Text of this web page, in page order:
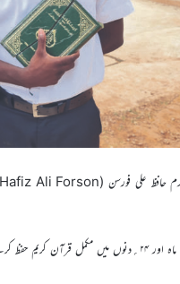
سعادت حاصل ہوئی۔